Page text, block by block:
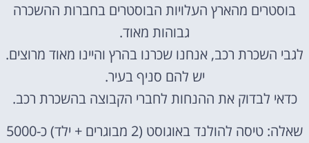
בוסטרים מהארץ העלויות הבוסטרים בחברות ההשכרה
גבוהות מאוד.
לגבי השכרת רכב, אנחנו שכרנו בהרץ והיינו מאוד מרוצים.
יש להם סניף בעיר.
כדאי לבדוק את ההנחות לחברי הקבוצה בהשכרת רכב.
שאלה: טיסה להולנד באוגוסט (2 מבוגרים + ילד) כ-5000